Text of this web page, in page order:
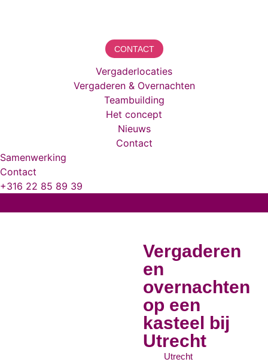
Vergaderlocaties
Vergaderen & Overnachten
Teambuilding
Het concept
Nieuws
Contact
Samenwerking
Contact
+316 22 85 89 39
CONTACT
Vergaderen
en
overnachten
op een
kasteel bij
Utrecht
Utrecht